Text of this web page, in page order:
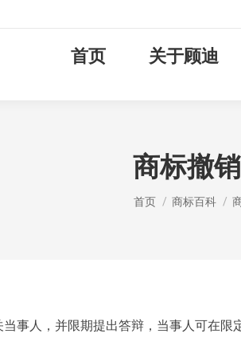
首页 关于顾迪
商标撤
您在这里：
首页 商标百科
事人，并限期提出答辩，当事人可在限